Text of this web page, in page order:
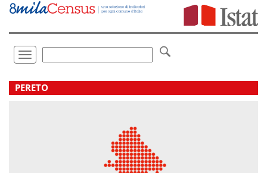
Vai
direttamente
Toggle
navigation
.
PERETO